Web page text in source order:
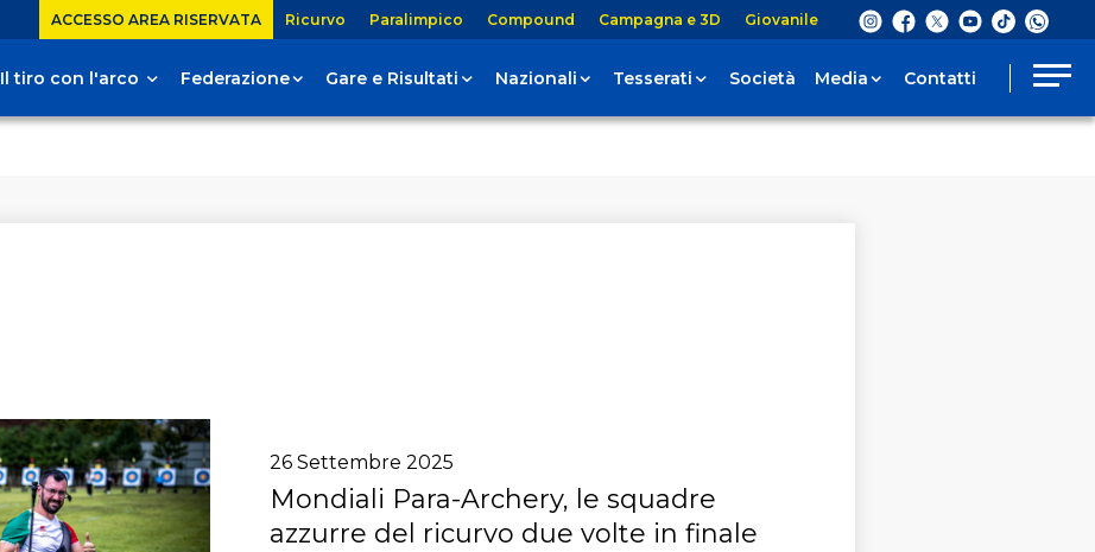
ACCESSO AREA RISERVATA Ricurvo Paralimpico Compound Campagna e 3D Giovanile
Il tiro con l'arco Federazione Gare e Risultati Nazionali Tesserati Società Media Contatti
26 Settembre 2025
Mondiali Para-Archery, le squadre
azzurre del ricurvo due volte in finale